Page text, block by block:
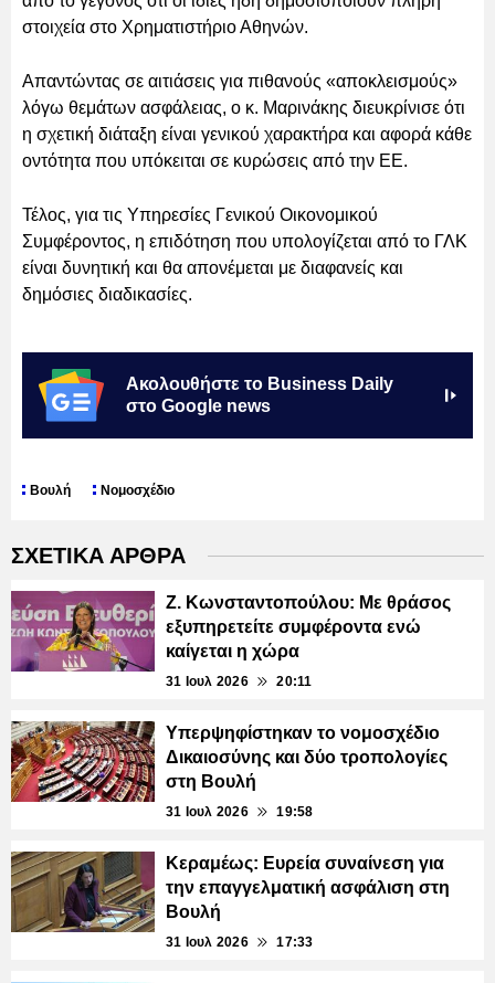
στοιχεία στο Χρηματιστήριο Αθηνών.
Απαντώντας σε αιτιάσεις για πιθανούς «αποκλεισμούς»
λόγω θεμάτων ασφάλειας, ο κ. Μαρινάκης διευκρίνισε ότι
η σχετική διάταξη είναι γενικού χαρακτήρα και αφορά κάθε
οντότητα που υπόκειται σε κυρώσεις από την ΕΕ.
Τέλος, για τις Υπηρεσίες Γενικού Οικονομικού
Συμφέροντος, η επιδότηση που υπολογίζεται από το ΓΛΚ
είναι δυνητική και θα απονέμεται με διαφανείς και
δημόσιες διαδικασίες.
Ακολουθήστε το Business Daily
στο Google news
Βουλή Νομοσχέδιο
ΣΧΕΤΙΚΑ ΑΡΘΡΑ
Ζ. Κωνσταντοπούλου: Με θράσος
εξυπηρετείτε συμφέροντα ενώ
καίγεται η χώρα
31 Ιουλ 2026 20:11
Υπερψηφίστηκαν το νομοσχέδιο
Δικαιοσύνης και δύο τροπολογίες
στη Βουλή
31 Ιουλ 2026 19:58
Κεραμέως: Ευρεία συναίνεση για
την επαγγελματική ασφάλιση στη
Βουλή
31 Ιουλ 2026 17:33